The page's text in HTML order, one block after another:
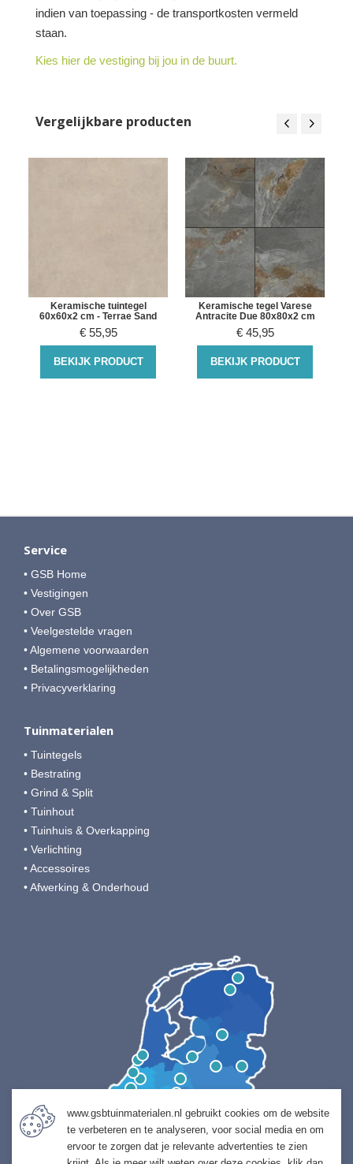
indien van toepassing - de transportkosten vermeld
staan.
Kies hier de vestiging bij jou in de buurt.
Vergelijkbare producten
Keramische tuintegel
60x60x2 cm - Terrae Sand
€ 55,95
BEKIJK PRODUCT
Keramische tegel Varese
Antracite Due 80x80x2 cm
€ 45,95
BEKIJK PRODUCT
Service
• GSB Home
• Vestigingen
• Over GSB
• Veelgestelde vragen
• Algemene voorwaarden
• Betalingsmogelijkheden
• Privacyverklaring
Tuinmaterialen
• Tuintegels
• Bestrating
• Grind & Split
• Tuinhout
• Tuinhuis & Overkapping
• Verlichting
• Accessoires
• Afwerking & Onderhoud
www.gsbtuinmaterialen.nl gebruikt cookies om de website
te verbeteren en te analyseren, voor social media en om
ervoor te zorgen dat je relevante advertenties te zien